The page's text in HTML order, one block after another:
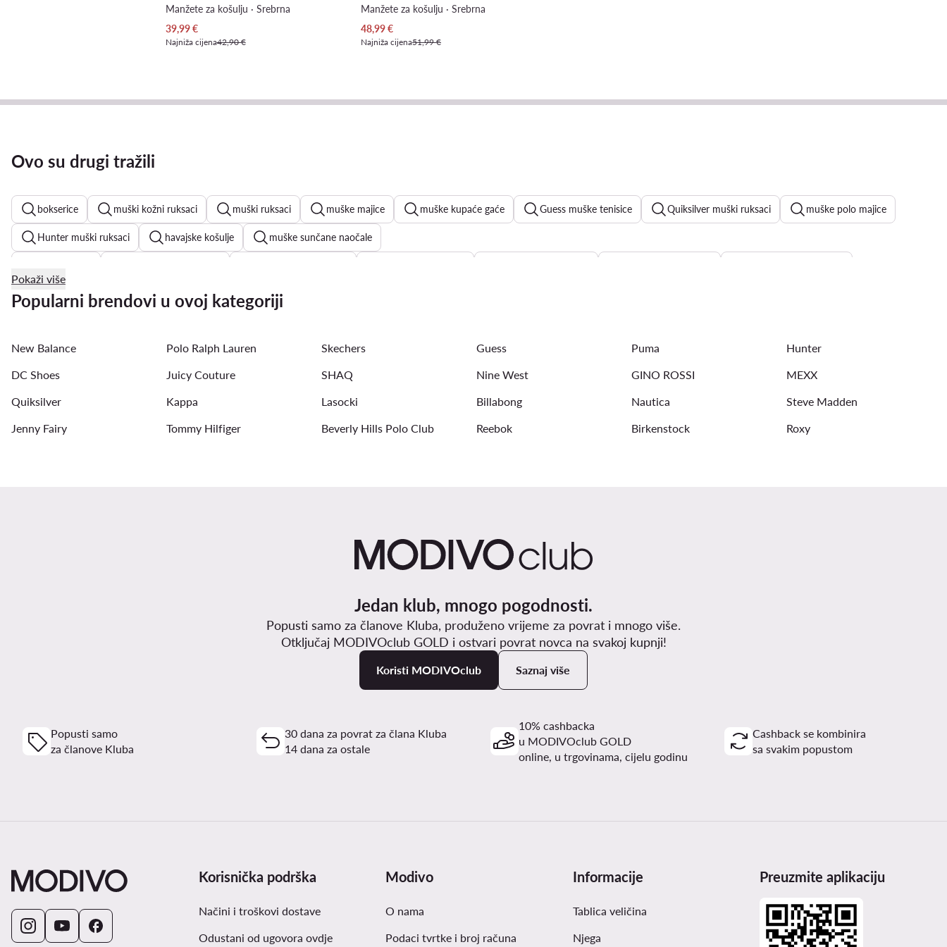
Manžete za košulju · Srebrna
Trenutna cijena
39,99€
Najniža cijena42,90 €
Manžete za košulju · Srebrna
Trenutna cijena
48,99€
Najniža cijena51,99 €
Ovo su drugi tražili
bokserice muški kožni ruksaci muški ruksaci muške majice muške kupaće gaće Guess muške tenisice Quiksilver muški ruksaci muške polo majice
Hunter muški ruksaci havajske košulje muške sunčane naočale
muške majice bez rukava Puma muške tenisice
Pokaži više
Popularni brendovi u ovoj kategoriji
New Balance Polo Ralph Lauren Skechers Guess Puma
Hunter
DC Shoes
Juicy Couture SHAQ Nine West GINO ROSSI
MEXX
Quiksilver
Kappa Lasocki Billabong Nautica
Steve Madden
Jenny Fairy
Tommy Hilfiger Beverly Hills Polo Club Reebok Birkenstock Roxy
Jedan klub, mnogo pogodnosti.
Popusti samo za članove Kluba, produženo vrijeme za povrat i mnogo više.
Otključaj MODIVOclub GOLD i ostvari povrat novca na svakoj kupnji!
Koristi MODIVOclub Saznaj više
Popusti samo
za članove Kluba
30 dana za povrat za člana Kluba
14 dana za ostale
10% cashbacka
u MODIVOclub GOLD
online, u trgovinama, cijelu godinu
Cashback se kombinira
sa svakim popustom
Korisnička podrška
Načini i troškovi dostave
Odustani od ugovora ovdje
Modivo
O nama
Podaci tvrtke i broj računa
Informacije
Tablica veličina
Njega
Preuzmite aplikaciju